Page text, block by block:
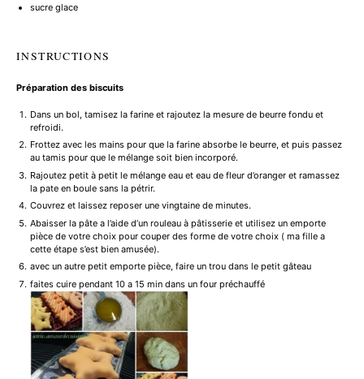
sucre glace
INSTRUCTIONS
Préparation des biscuits
Dans un bol, tamisez la farine et rajoutez la mesure de beurre fondu et
refroidi.
Frottez avec les mains pour que la farine absorbe le beurre, et puis passez
au tamis pour que le mélange soit bien incorporé.
Rajoutez petit à petit le mélange eau et eau de fleur d’oranger et ramassez
la pate en boule sans la pétrir.
Couvrez et laissez reposer une vingtaine de minutes.
Abaisser la pâte a l’aide d’un rouleau à pâtisserie et utilisez un emporte
pièce de votre choix pour couper des forme de votre choix ( ma fille a
cette étape s’est bien amusée).
avec un autre petit emporte pièce, faire un trou dans le petit gâteau
faites cuire pendant 10 a 15 min dans un four préchauffé